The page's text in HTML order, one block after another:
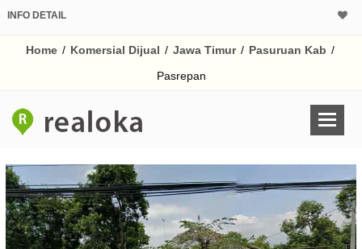
INFO DETAIL
Home / Komersial Dijual / Jawa Timur / Pasuruan Kab /
Pasrepan
Harga Rp
% /th
Untuk hasil simulasi